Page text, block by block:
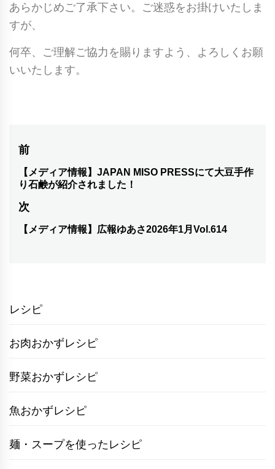
あらかじめご了承下さい。ご迷惑をお掛けいたしま
すが、
何卒、ご理解ご協力を賜りますよう、よろしくお願
いいたします。
投
稿
ナ
ビ
ゲ
ョ
前
前
の
投
稿:
【メディア情報】JAPAN MISO PRESSにて大豆手作
り石鹸が紹介されました！
次
次
【メディア情報】広報ゆあさ2026年1月Vol.614
レシピ
お肉おかずレシピ
野菜おかずレシピ
魚おかずレシピ
麺・スープを使ったレシピ